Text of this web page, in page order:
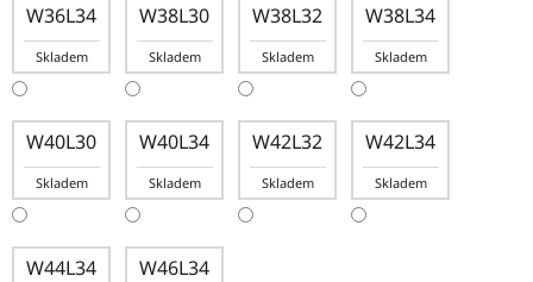
W36L34
Skladem
W38L30
Skladem
W38L32
Skladem
W38L34
Skladem
W40L30
Skladem
W40L34
Skladem
W42L32
Skladem
W42L34
Skladem
W44L34 W46L34